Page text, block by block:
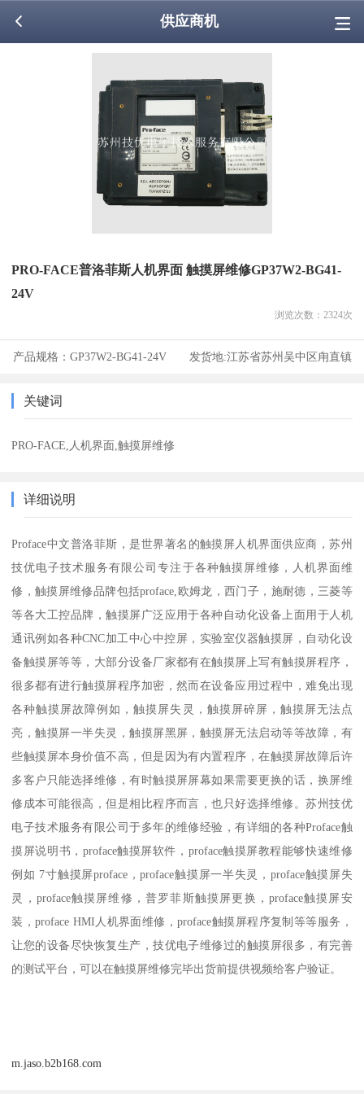
供应商机
PRO-FACE普洛菲斯人机界面 触摸屏维修GP37W2-BG41-
24V
浏览次数： 2324次
产品规格：GP37W2-BG41-24V 发货地:江苏省苏州吴中区甪直镇
关键词
PRO-FACE,人机界面,触摸屏维修
详细说明
Proface中文普洛菲斯，是世界著名的触摸屏人机界面供应商，苏州
技优电子技术服务有限公司专注于各种触摸屏维修，人机界面维
修，触摸屏维修品牌包括proface,欧姆龙，西门子，施耐德，三菱等
等各大工控品牌，触摸屏广泛应用于各种自动化设备上面用于人机
通讯例如各种CNC加工中心中控屏，实验室仪器触摸屏，自动化设
备触摸屏等等，大部分设备厂家都有在触摸屏上写有触摸屏程序，
很多都有进行触摸屏程序加密，然而在设备应用过程中，难免出现
各种触摸屏故障例如，触摸屏失灵，触摸屏碎屏，触摸屏无法点
亮，触摸屏一半失灵，触摸屏黑屏，触摸屏无法启动等等故障，有
些触摸屏本身价值不高，但是因为有内置程序，在触摸屏故障后许
多客户只能选择维修，有时触摸屏屏幕如果需要更换的话，换屏维
修成本可能很高，但是相比程序而言，也只好选择维修。苏州技优
电子技术服务有限公司于多年的维修经验，有详细的各种Proface触
摸屏说明书，proface触摸屏软件，proface触摸屏教程能够快速维修
例如 7寸触摸屏proface，proface触摸屏一半失灵，proface触摸屏失
灵，proface触摸屏维修，普罗菲斯触摸屏更换，proface触摸屏安
装，proface HMI人机界面维修，proface触摸屏程序复制等等服务，
让您的设备尽快恢复生产，技优电子维修过的触摸屏很多，有完善
的测试平台，可以在触摸屏维修完毕出货前提供视频给客户验证。
m.jaso.b2b168.com